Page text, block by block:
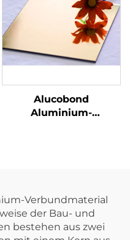
Alucobond
Aluminium-
Verbundmaterial
der Bau- und
bestehen aus zwei